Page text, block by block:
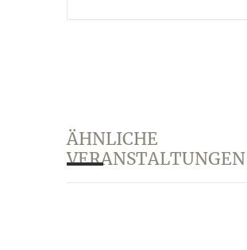
ÄHNLICHE
VERANSTALTUNGEN